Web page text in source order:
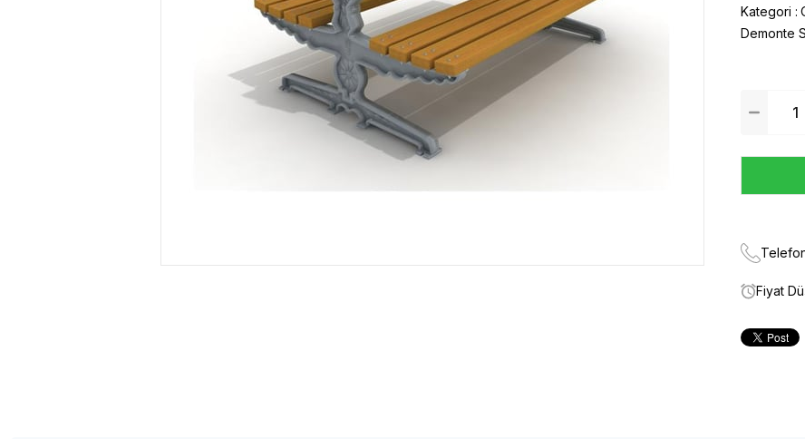
Kategori :
Demonte
Fiyat